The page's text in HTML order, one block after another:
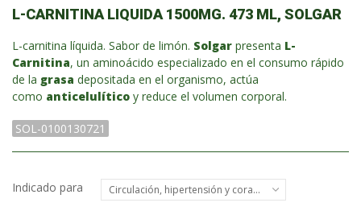
L-CARNITINA LIQUIDA 1500MG. 473 ML, SOLGAR
L-carnitina líquida. Sabor de limón. Solgar presenta L-
Carnitina, un aminoácido especializado en el consumo rápido
de la grasa depositada en el organismo, actúa
como anticelulítico y reduce el volumen corporal.
SOL-0100130721
Indicado para Circulación, hipertensión y corazón